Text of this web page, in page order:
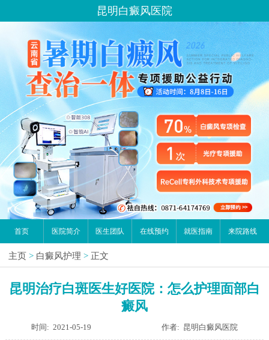
昆明白癜风医院
首页 医院简介 医生团队 在线预约 就医指南 来院路线
主页 > 白癜风护理 > 正文
昆明治疗白斑医生好医院：怎么护理面部白
癜风
时间: 2021-05-19 作者: 昆明白癜风医院